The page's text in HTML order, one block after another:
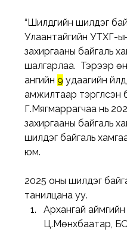
“Шилдгийн шилдэг
Улаантайгийн УТХГ-
захиргааны байгаль
шалгарлаа.  Тэрээр
ангийн 9 удаагийн
амжилтаар
Г.Мягмаррагчаа нь
захиргааны байгаль
шилдэг байгаль
юм.
2025 оны шилдэг
танилцана уу.
Архангай
Ц.Мөнхбаатар,